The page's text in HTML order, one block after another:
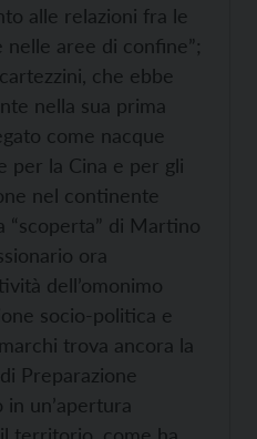
alle relazioni fra le
aree di confine”;
che ebbe
nella sua prima
come nacque
per la Cina e per gli
nel continente
“scoperta” di Martino
ora
dell’omonimo
socio-politica e
trova ancora la
Preparazione
in un’apertura